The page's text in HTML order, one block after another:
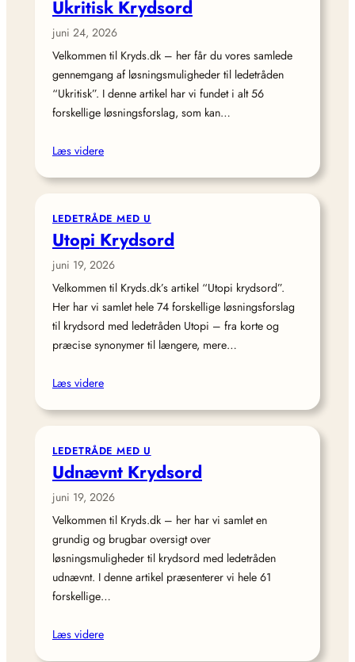
Ukritisk Krydsord
juni 24, 2026
Velkommen til Kryds.dk – her får du vores samlede
gennemgang af løsningsmuligheder til ledetråden
“Ukritisk”. I denne artikel har vi fundet i alt 56
forskellige løsningsforslag, som kan…
Læs videre
LEDETRÅDE MED U
Utopi Krydsord
juni 19, 2026
Velkommen til Kryds.dk’s artikel “Utopi krydsord”.
Her har vi samlet hele 74 forskellige løsningsforslag
til krydsord med ledetråden Utopi – fra korte og
præcise synonymer til længere, mere…
Læs videre
LEDETRÅDE MED U
Udnævnt Krydsord
juni 19, 2026
Velkommen til Kryds.dk – her har vi samlet en
grundig og brugbar oversigt over
løsningsmuligheder til krydsord med ledetråden
udnævnt. I denne artikel præsenterer vi hele 61
forskellige…
Læs videre